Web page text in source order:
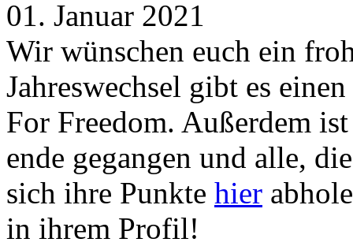
01. Januar 2021
Wir wünschen euch ein
Jahreswechsel gibt es einen
For Freedom. Außerdem
ende gegangen und alle,
sich ihre Punkte hier
in ihrem Profil!